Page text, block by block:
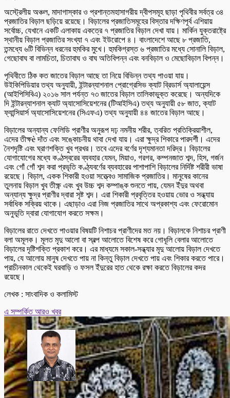
অস্ট্রেলীয় অঞ্চল, মাদাগাস্কার ও প্রশান্তমহাসাগরীয় দ্বীপসমূহ ছাড়া পৃথিবীর সর্বত্র ৩৪
প্রজাতির বিড়াল ছড়িয়ে রয়েছে। বিড়ালের প্রজাতিসমূহের বিস্তার দক্ষিণপূর্ব এশিয়ায়
সর্বোচ্চ, যেখানে একটি এলাকায় একত্রে ৭ প্রজাতির বিড়াল দেখা যায়। মার্কিন যুক্তরাষ্ট্রে
স্থানীয় বিড়াল প্রজাতির সংখ্যা ৭ এবং ইউরোপে ৪। বাংলাদেশে আছে ৮ প্রজাতি,
তন্মধ্যে ৬টি বিভিন্ন ধরনের হুমকির মুখে। হুমকিগ্রস্ত ৬ প্রজাতির মধ্যে সোনালি বিড়াল,
গেছোবাঘ বা লামচিতা, চিতাবাঘ ও বাঘ অতিবিপন্ন এবং বনবিড়াল ও মেছোবিড়াল বিপন্ন।
পৃথিবীতে ঠিক কত জাতের বিড়াল আছে তা নিয়ে বিভিন্ন তথ্য পাওয়া যায়।
উইকিপিডিয়ার তথ্য অনুযায়ী, ইন্টারন্যাশনাল প্রোগ্রেসিভ ক্যাট ব্রিডার্স অ্যালায়েন্স
(আইপিসিবিএ) ২০১৬ সাল পর্যন্ত ৭৩ জাতের বিড়াল তালিকাভুক্ত করেছে। অন্যদিকে
দি ইন্টারন্যাশনাল ক্যাট অ্যাসোসিয়েশনের (টিআইসিএ) তথ্য অনুযায়ী ৫৮ জাত, ক্যাট
ফ্যান্সিয়ার্স অ্যাসোসিয়েশনের (সিএফএ) তথ্য অনুযায়ী ৪৪ জাতের বিড়াল আছে।
বিড়ালের অন্যান্য ফেলিডি প্রাণীর অনুরূপ দঢ় নমনীয় শরীর, ত্বরিত প্রতিক্রিয়াশীল,
এদের তীক্ষè দাঁত এবং সঙ্কোচনীয় থাবা দেখা যায়। এরা ক্ষুদ্র শিকারে পারদর্শী। এদের
নৈশদৃষ্টি এবং ঘ্রাণশক্তি খুব প্রখর। তবে এদের বর্ণের দৃশ্যমানতা দরিদ্র। বিড়ালের
যোগাযোগের মধ্যে কণ্ঠস্বরের ব্যবহার যেমন, মিয়াও, গরগর, কম্পনজাত শব্দ, হিস, গর্জন
এবং গোঁ গোঁ শব্দ করা প্রভৃতি কণ্ঠ্যবর্ণের ব্যবহারের পাশাপাশি বিড়ালের নির্দিষ্ট শরীরী ভাষা
রয়েছে। বিড়াল, একক শিকারী হওয়া সত্ত্বেও সামাজিক প্রজাতির। মানুষের কানের
তুলনায় বিড়াল খুব তীক্ষ্ণ এবং খুব উচ্চ শব্দ কম্পাঙ্ক শুনতে পায়, যেমন ইঁদুর অথবা
অন্যান্য ক্ষুদ্র প্রাণীর দ্বারা সৃষ্ট শব্দ। এরা শিকারী প্রবৃত্তির হওয়ায় ভোর ও সন্ধ্যায়
সর্বাধিক সক্রিয় থাকে। এছাড়াও এরা নিজ প্রজাতির সাথে অপ্রকাশ্য এবং ফেরোমোন
অনুভূতি দ্বারা যোগাযোগ করতে সক্ষম।
বিড়ালের রাতে দেখতে পাওয়ার বিষয়টি নিশাচর প্রাণীদের মত নয়। বিড়ালকে নিশাচর প্রাণী
বলা অমূলক। মূলত মৃদু আলো বা স্বল্প আলোতে বিশেষ করে গোধূলি বেলার আলোতে
বিড়ালের দৃষ্টিশক্তি প্রকাশ করে। এর মাধ্যমে সকাল-সন্ধ্যার মৃদু আলোয় বিড়াল দেখতে
পায়, যে আলোয় মানুষ দেখতে পায় না কিন্তু বিড়াল দেখতে পায় এবং শিকার করতে পারে।
প্রাচীনকাল থেকেই ঘরবাড়ি ও ফসল ইঁদুরের হাত থেকে রক্ষা করতে বিড়ালের কদর
রয়েছে।
লেখক : সাংবাদিক ও কলামিস্ট
এ সম্পর্কিত আরও খবর